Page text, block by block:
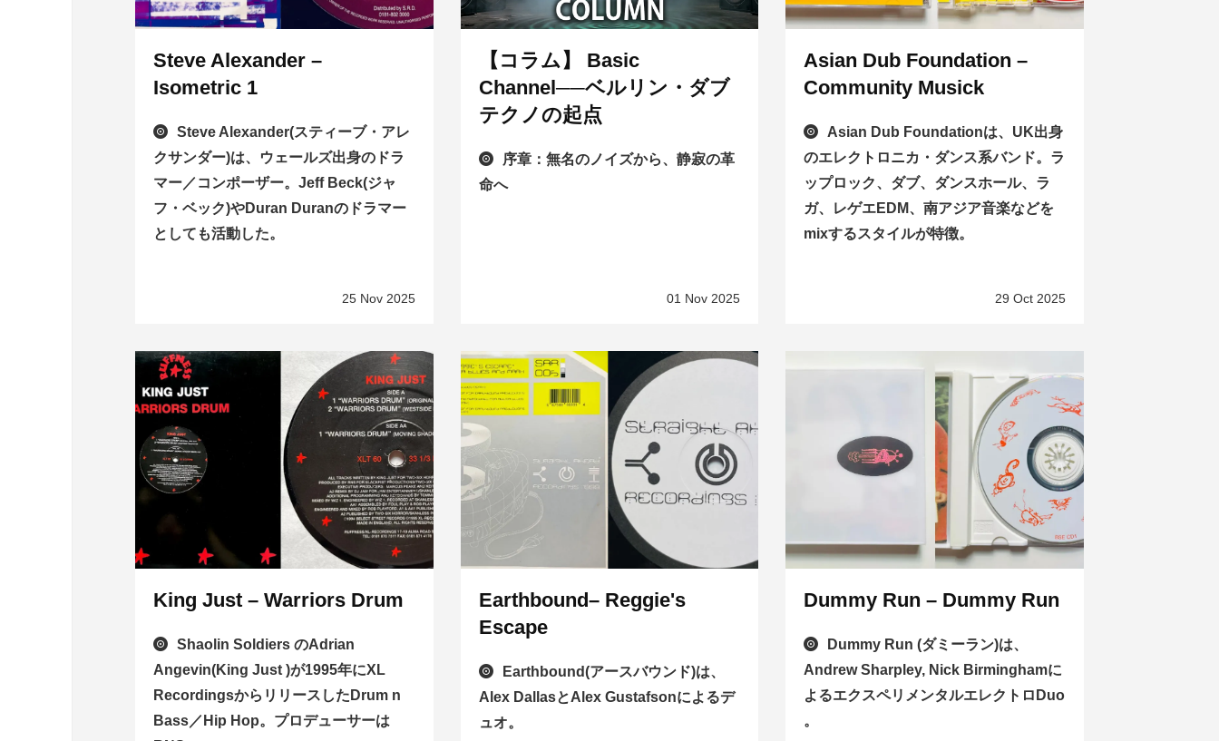
Steve Alexander –
Isometric 1
Steve Alexander(スティーブ・アレ
クサンダー)は、ウェールズ出身のドラ
マー／コンポーザー。Jeff Beck(ジャ
フ・ベック)やDuran Duranのドラマー
としても活動した。
25 Nov 2025
【コラム】 Basic
Channel──ベルリン・ダブ
テクノの起点
序章：無名のノイズから、静寂の革
命へ
01 Nov 2025
Asian Dub Foundation –
Community Musick
Asian Dub Foundationは、UK出身
のエレクトロニカ・ダンス系バンド。ラ
ップロック、ダブ、ダンスホール、ラ
ガ、レゲエEDM、南アジア音楽などを
mixするスタイルが特徴。
29 Oct 2025
King Just – Warriors Drum
Shaolin Soldiers のAdrian
Angevin(King Just )が1995年にXL
RecordingsからリリースしたDrum n
Bass／Hip Hop。プロデューサーは
Earthbound– Reggie's
Escape
Earthbound(アースバウンド)は、
Alex DallasとAlex Gustafsonによるデ
ュオ。
Dummy Run – Dummy Run
Dummy Run (ダミーラン)は、
Andrew Sharpley, Nick Birminghamに
よるエクスペリメンタルエレクトロDuo
。